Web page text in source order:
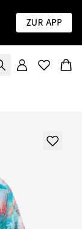
Zur App